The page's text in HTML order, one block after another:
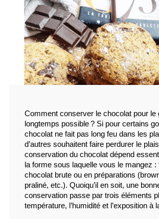
Comment conserver le chocolat pour le
longtemps possible ? Si pour certains
chocolat ne fait pas long feu dans les
d’autres souhaitent faire perdurer le
conservation du chocolat dépend
la forme sous laquelle vous le mangez :
chocolat brute ou en préparations
praliné, etc.). Quoiqu’il en soit, une
conservation passe par trois éléments
température, l’humidité et l’exposition à